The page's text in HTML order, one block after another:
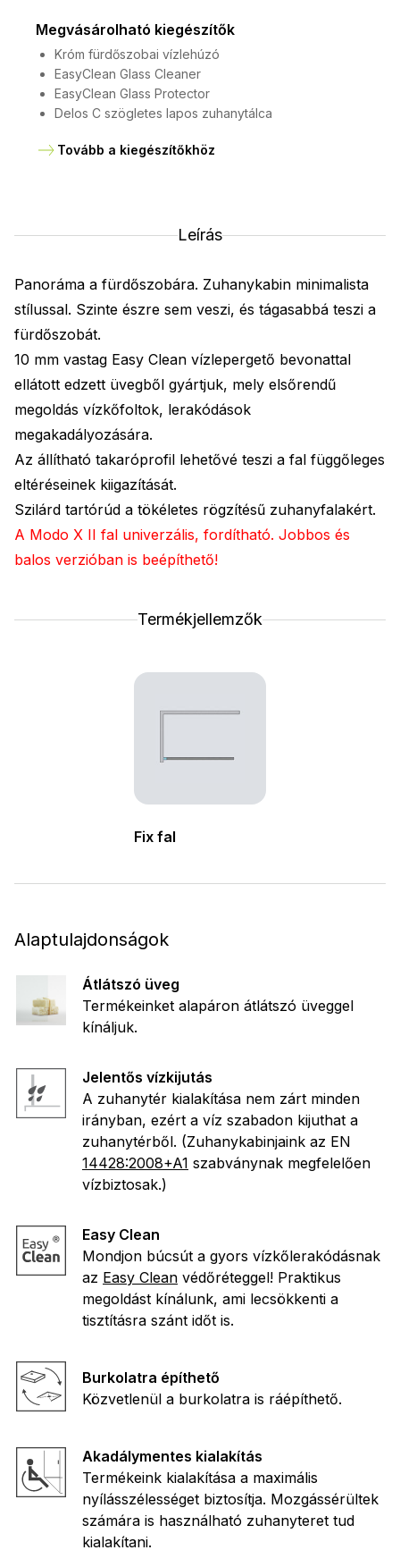
Megvásárolható kiegészítők
Króm fürdőszobai vízlehúzó
EasyClean Glass Cleaner
EasyClean Glass Protector
Delos C szögletes lapos zuhanytálca
Tovább a kiegészítőkhöz
Leírás
Panoráma a fürdőszobára. Zuhanykabin minimalista
stílussal. Szinte észre sem veszi, és tágasabbá teszi a
fürdőszobát.
10 mm vastag Easy Clean vízlepergető bevonattal
ellátott edzett üvegből gyártjuk, mely elsőrendű
megoldás vízkőfoltok, lerakódások
megakadályozására.
Az állítható takaróprofil lehetővé teszi a fal függőleges
eltéréseinek kiigazítását.
Szilárd tartórúd a tökéletes rögzítésű zuhanyfalakért.
A Modo X II fal univerzális, fordítható. Jobbos és
balos verzióban is beépíthető!
Termékjellemzők
Fix fal
Alaptulajdonságok
Átlátszó üveg
Termékeinket alapáron átlátszó üveggel
kínáljuk.
Jelentős vízkijutás
A zuhanytér kialakítása nem zárt minden
irányban, ezért a víz szabadon kijuthat a
zuhanytérből. (Zuhanykabinjaink az EN
14428:2008+A1 szabványnak megfelelően
vízbiztosak.)
Easy Clean
Mondjon búcsút a gyors vízkőlerakódásnak
az Easy Clean védőréteggel! Praktikus
megoldást kínálunk, ami lecsökkenti a
tisztításra szánt időt is.
Burkolatra építhető
Közvetlenül a burkolatra is ráépíthető.
Akadálymentes kialakítás
Termékeink kialakítása a maximális
nyílásszélességet biztosítja. Mozgássérültek
számára is használható zuhanyteret tud
kialakítani.